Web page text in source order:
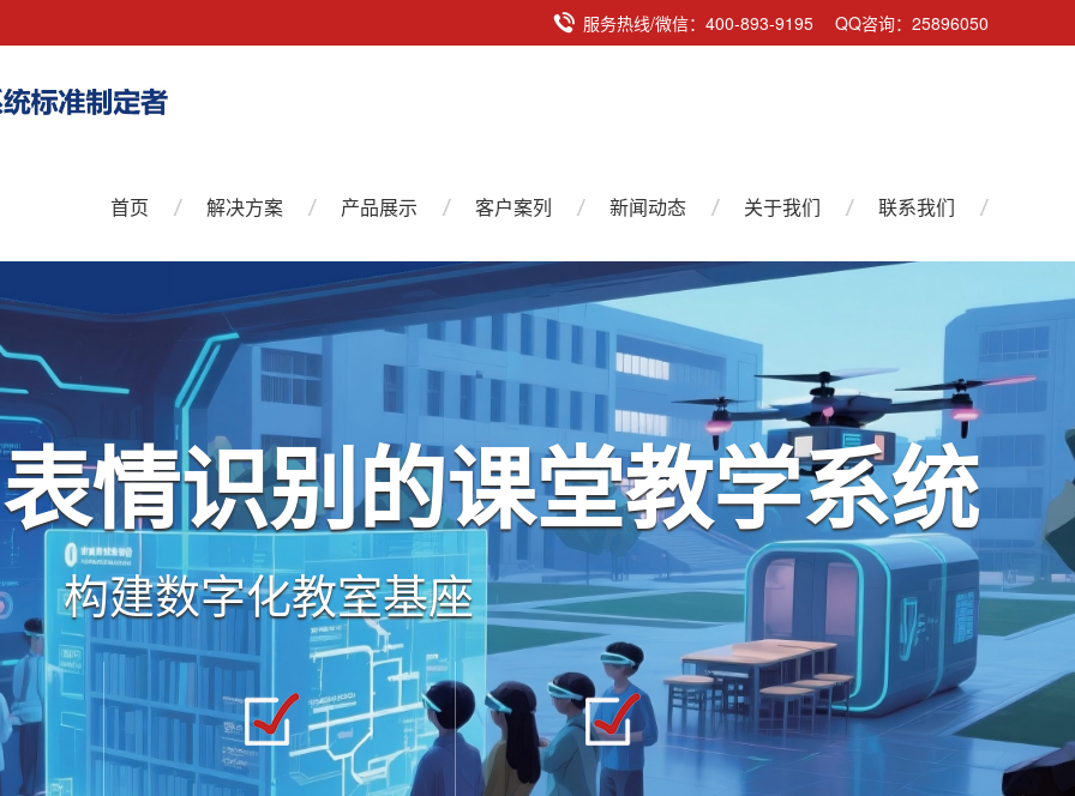
服务热线/微信：400-893-9195 QQ咨询：25896050
首页 解决方案 产品展示 客户案列 新闻动态 关于我们 联系我们
堂互动教学系统
多屏协作|智慧教学